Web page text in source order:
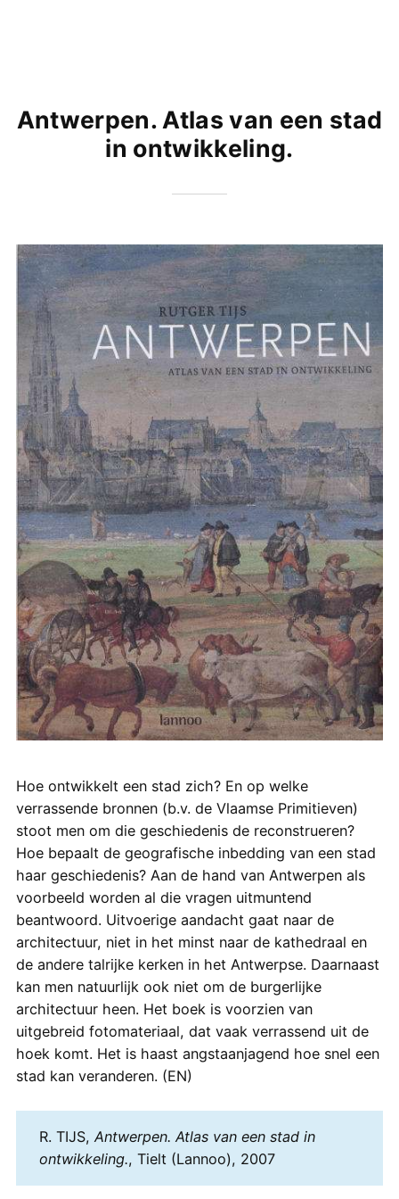
Antwerpen. Atlas van een stad
in ontwikkeling.
Hoe ontwikkelt een stad zich? En op welke
verrassende bronnen (b.v. de Vlaamse Primitieven)
stoot men om die geschiedenis de reconstrueren?
Hoe bepaalt de geografische inbedding van een stad
haar geschiedenis? Aan de hand van Antwerpen als
voorbeeld worden al die vragen uitmuntend
beantwoord. Uitvoerige aandacht gaat naar de
architectuur, niet in het minst naar de kathedraal en
de andere talrijke kerken in het Antwerpse. Daarnaast
kan men natuurlijk ook niet om de burgerlijke
architectuur heen. Het boek is voorzien van
uitgebreid fotomateriaal, dat vaak verrassend uit de
hoek komt. Het is haast angstaanjagend hoe snel een
stad kan veranderen. (EN)
R. TIJS, Antwerpen. Atlas van een stad in
ontwikkeling., Tielt (Lannoo), 2007